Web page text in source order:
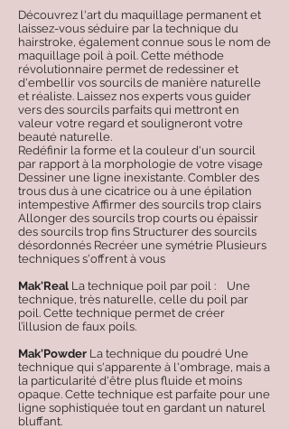
Découvrez l'art du maquillage permanent et
laissez-vous séduire par la technique du
hairstroke, également connue sous le nom de
maquillage poil à poil. Cette méthode
révolutionnaire permet de redessiner et
d'embellir vos sourcils de manière naturelle
et réaliste. Laissez nos experts vous guider
vers des sourcils parfaits qui mettront en
valeur votre regard et souligneront votre
beauté naturelle.
Redéfinir la forme et la couleur d'un sourcil
par rapport à la morphologie de votre visage
Dessiner une ligne inexistante. Combler des
trous dus à une cicatrice ou à une épilation
intempestive Affirmer des sourcils trop clairs
Allonger des sourcils trop courts ou épaissir
des sourcils trop fins Structurer des sourcils
désordonnés Recréer une symétrie Plusieurs
techniques s'offrent à vous ​
Mak'Real La technique poil par poil : Une
technique, très naturelle, celle du poil par
poil. Cette technique permet de créer
l’illusion de faux poils. ​
Mak'Powder La technique du poudré Une
technique qui s'apparente à l'ombrage, mais a
la particularité d'être plus fluide et moins
opaque. Cette technique est parfaite pour une
ligne sophistiquée tout en gardant un naturel
bluffant. ​